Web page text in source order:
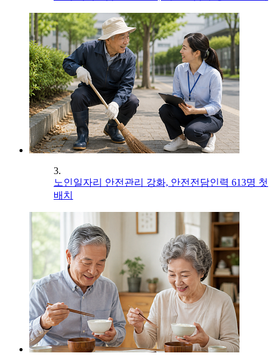
3.
노인일자리 안전관리 강화, 안전전담인력 613명 첫
배치